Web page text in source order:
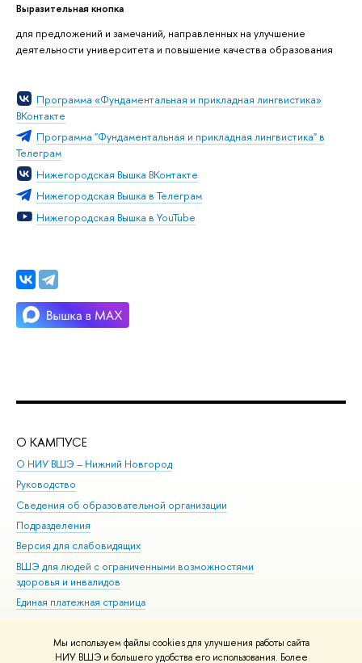
Мы используем файлы cookies для улучшения работы сайта
НИУ ВШЭ и большего удобства его использования. Более
Выразительная кнопка
для предложений и замечаний, направленных на улучшение
деятельности университета и повышение качества образования
Программа «Фундаментальная и прикладная лингвистика»
ВКонтакте
Программа "Фундаментальная и прикладная лингвистика" в
Телеграм
Нижегородская Вышка ВКонтакте
Нижегородская Вышка в Телеграм
Нижегородская Вышка в YouTube
О КАМПУСЕ
О НИУ ВШЭ – Нижний Новгород
Руководство
Сведения об образовательной организации
Подразделения
Версия для слабовидящих
ВШЭ для людей с ограниченными возможностями
здоровья и инвалидов
Единая платежная страница